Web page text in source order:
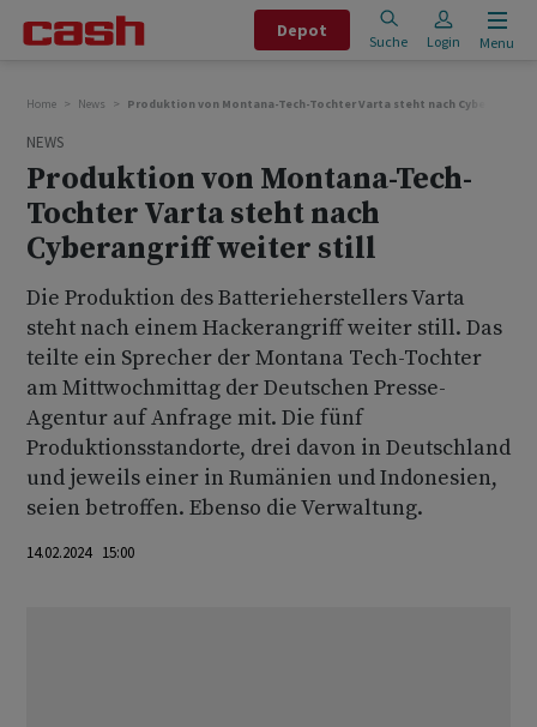
Depot
Suche Login Menu
Home News Produktion von Montana-Tech-Tochter Varta steht nach Cyberangriff
NEWS
Produktion von Montana-Tech-
Tochter Varta steht nach
Cyberangriff weiter still
Die Produktion des Batterieherstellers Varta
steht nach einem Hackerangriff weiter still. Das
teilte ein Sprecher der Montana Tech-Tochter
am Mittwochmittag der Deutschen Presse-
Agentur auf Anfrage mit. Die fünf
Produktionsstandorte, drei davon in Deutschland
und jeweils einer in Rumänien und Indonesien,
seien betroffen. Ebenso die Verwaltung.
14.02.2024 15:00